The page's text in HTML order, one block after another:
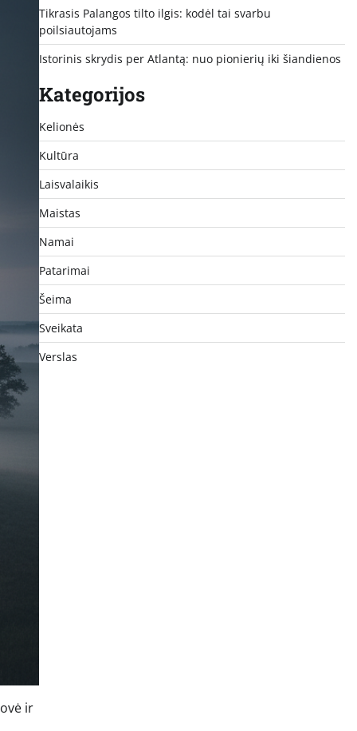
ir
Tikrasis Palangos tilto ilgis: kodėl tai svarbu
poilsiautojams
Istorinis skrydis per Atlantą: nuo pionierių iki šiandienos
Kategorijos
Kelionės
Kultūra
Laisvalaikis
Maistas
Namai
Patarimai
Šeima
Sveikata
Verslas